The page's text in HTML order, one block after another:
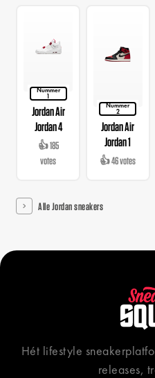
Nummer
1
Jordan Air
Jordan 4
👍 185
votes
Nummer
2
Jordan Air
Jordan 1
👍 46 votes
Alle Jordan sneakers
Hét lifestyle
releases,